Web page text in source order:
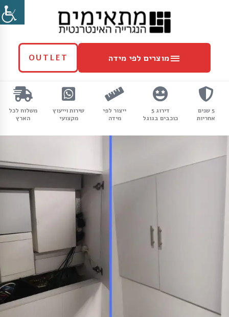
OUTLET
מוצרים
לפי
מידה
מוצרים לפי מידה
5 שנים
אחריות
דירוג 5
כוכבים בגוגל
ייצור לפי
מידה
שירות וייעוץ
מקצועי
משלוח לכל
הארץ